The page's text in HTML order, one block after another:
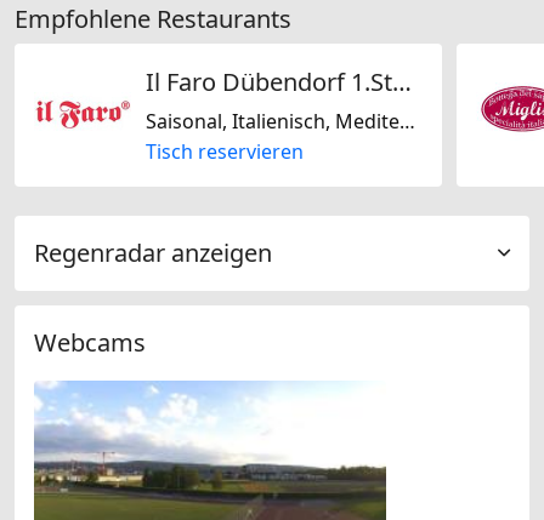
Empfohlene Restaurants
Il Faro Dübendorf 1.Stock Pizzeria
Saisonal, Italienisch, Mediterran, Glutenfrei, Laktosefrei
Tisch reservieren
Regenradar anzeigen
Webcams